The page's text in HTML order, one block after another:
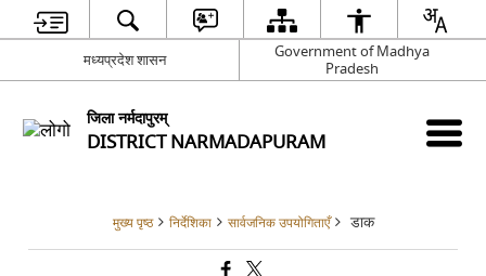
मध्यप्रदेश शासन
Government of Madhya
Pradesh
जिला नर्मदापुरम्
DISTRICT NARMADAPURAM
मुख्य पृष्ठ निर्देशिका सार्वजनिक उपयोगिताएँ डाक